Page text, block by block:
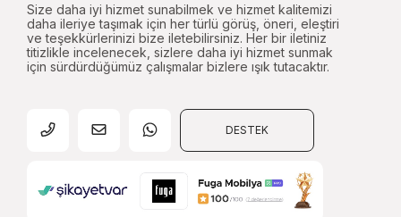
Size daha iyi hizmet sunabilmek ve hizmet kalitemizi
daha ileriye taşımak için her türlü görüş, öneri, eleştiri
ve teşekkürlerinizi bize iletebilirsiniz. Her bir iletiniz
titizlikle incelenecek, sizlere daha iyi hizmet sunmak
için sürdürdüğümüz çalışmalar bizlere ışık tutacaktır.
DESTEK